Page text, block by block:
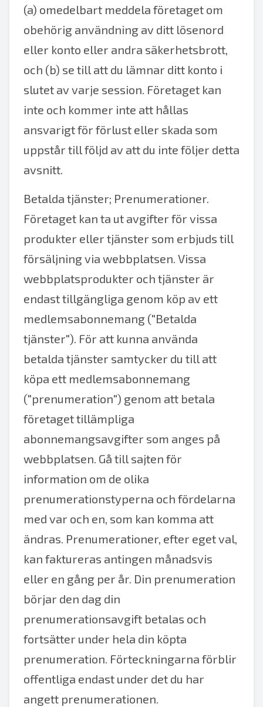
(a) omedelbart meddela företaget om
obehörig användning av ditt lösenord
eller konto eller andra säkerhetsbrott,
och (b) se till att du lämnar ditt konto i
slutet av varje session. Företaget kan
inte och kommer inte att hållas
ansvarigt för förlust eller skada som
uppstår till följd av att du inte följer detta
avsnitt.
Betalda tjänster; Prenumerationer.
Företaget kan ta ut avgifter för vissa
produkter eller tjänster som erbjuds till
försäljning via webbplatsen. Vissa
webbplatsprodukter och tjänster är
endast tillgängliga genom köp av ett
medlemsabonnemang ("Betalda
tjänster"). För att kunna använda
betalda tjänster samtycker du till att
köpa ett medlemsabonnemang
("prenumeration") genom att betala
företaget tillämpliga
abonnemangsavgifter som anges på
webbplatsen. Gå till sajten för
information om de olika
prenumerationstyperna och fördelarna
med var och en, som kan komma att
ändras. Prenumerationer, efter eget val,
kan faktureras antingen månadsvis
eller en gång per år. Din prenumeration
börjar den dag din
prenumerationsavgift betalas och
fortsätter under hela din köpta
prenumeration. Förteckningarna förblir
offentliga endast under det du har
angett prenumerationen.